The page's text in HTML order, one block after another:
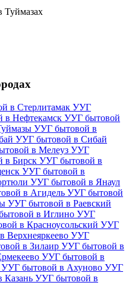
Туймазах
в Стерлитамак УУГ
в Нефтекамск УУГ бытовой
УУГ бытовой в
УУГ бытовой в Сибай
в Мелеуз УУГ
в Бирск УУГ бытовой в
УУГ бытовой в
УУГ бытовой в Янаул
в Агидель УУГ бытовой
УУГ бытовой в Раевский
в Иглино УУГ
в Красноусольский УУГ
Верхнеяркеево УУГ
в Зилаир УУГ бытовой в
УУГ бытовой в
УУГ бытовой в Ахуново УУГ
Казань УУГ бытовой в